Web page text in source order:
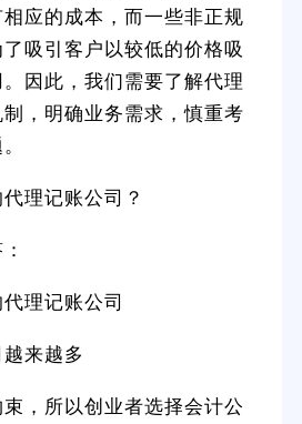
应的成本，而一些非正规
吸引客户以较低的价格吸
因此，我们需要了解代理
，明确业务需求，慎重考
理记账公司？
理记账公司
来越多
，所以创业者选择会计公